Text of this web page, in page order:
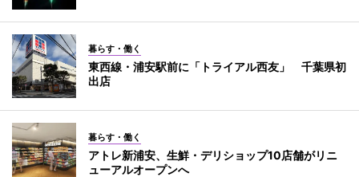
暮らす・働く
東西線・浦安駅前に「トライアル西友」 千葉県初
出店
暮らす・働く
アトレ新浦安、生鮮・デリショップ10店舗がリニ
ューアルオープンへ